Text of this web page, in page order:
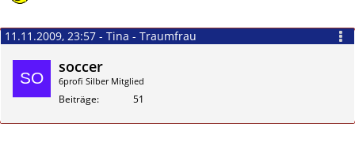
11.11.2009, 23:57 - Tina - Traumfrau
soccer
6profi Silber Mitglied
Beiträge 51